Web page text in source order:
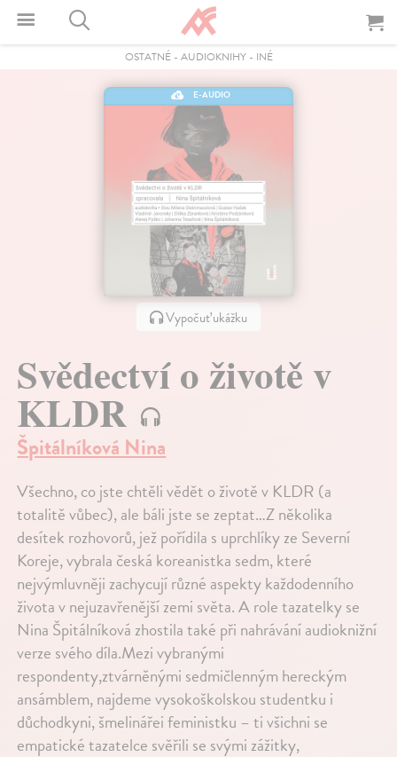
OSTATNÉ- AUDIOKNIHY- INÉ
E-AUDIO
Vypočuť ukážku
Svědectví o životě v
KLDR
Špitálníková Nina
Všechno, co jste chtěli vědět o životě v KLDR (a
totalitě vůbec), ale báli jste se zeptat…Z několika
desítek rozhovorů, jež pořídila s uprchlíky ze Severní
Koreje, vybrala česká koreanistka sedm, které
nejvýmluvněji zachycují různé aspekty každodenního
života v nejuzavřenější zemi světa. A role tazatelky se
Nina Špitálníková zhostila také při nahrávání audioknižní
verze svého díla.Mezi vybranými
respondenty,ztvárněnými sedmičlenným hereckým
ansámblem, najdeme vysokoškolskou studentku i
důchodkyni, šmelinářei feministku – ti všichni se
empatické tazatelce svěřili se svými zážitky,